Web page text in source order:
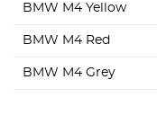
BMW M4 Yellow
BMW M4 Red
BMW M4 Grey